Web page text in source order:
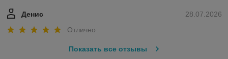
28.07.2026
Денис
Отлично
Показать все отзывы